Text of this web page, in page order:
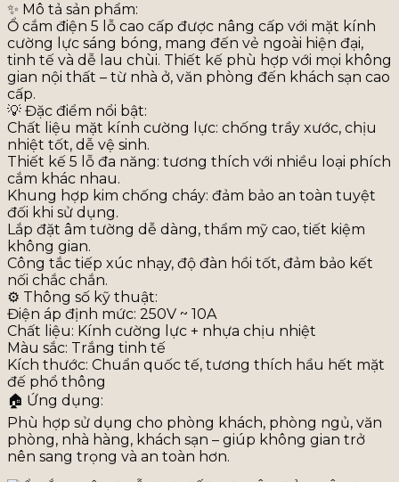
✨ Mô tả sản phẩm:
Ổ cắm điện 5 lỗ cao cấp được nâng cấp với mặt kính
cường lực sáng bóng, mang đến vẻ ngoài hiện đại,
tinh tế và dễ lau chùi. Thiết kế phù hợp với mọi không
gian nội thất – từ nhà ở, văn phòng đến khách sạn cao
cấp.
💡 Đặc điểm nổi bật:
Chất liệu mặt kính cường lực: chống trầy xước, chịu
nhiệt tốt, dễ vệ sinh.
Thiết kế 5 lỗ đa năng: tương thích với nhiều loại phích
cắm khác nhau.
Khung hợp kim chống cháy: đảm bảo an toàn tuyệt
đối khi sử dụng.
Lắp đặt âm tường dễ dàng, thẩm mỹ cao, tiết kiệm
không gian.
Công tắc tiếp xúc nhạy, độ đàn hồi tốt, đảm bảo kết
nối chắc chắn.
⚙️ Thông số kỹ thuật:
Điện áp định mức: 250V ~ 10A
Chất liệu: Kính cường lực + nhựa chịu nhiệt
Màu sắc: Trắng tinh tế
Kích thước: Chuẩn quốc tế, tương thích hầu hết mặt
đế phổ thông
🏠 Ứng dụng:
Phù hợp sử dụng cho phòng khách, phòng ngủ, văn
phòng, nhà hàng, khách sạn – giúp không gian trở
nên sang trọng và an toàn hơn.